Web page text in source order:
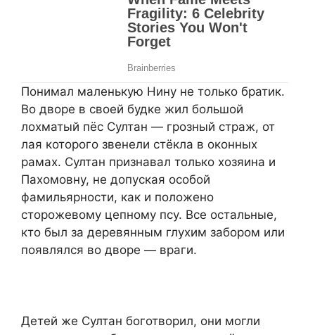
Понимал маленькую Нину не только братик.
Во дворе в своей будке жил большой
лохматый пёс Султан — грозный страж, от
лая которого звенели стёкла в оконных
рамах. Султан признавал только хозяина и
Пахомовну, не допуская особой
фамильярности, как и положено
сторожевому цепному псу. Все остальные,
кто был за деревянным глухим забором или
появлялся во дворе — враги.
Детей же Султан боготворил, они могли